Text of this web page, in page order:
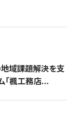
地域課題解決を支
「楓工務店...